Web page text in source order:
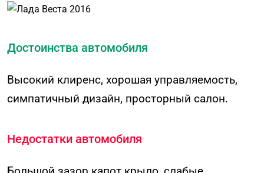
Достоинства автомобиля
Высокий клиренс, хорошая управляемость,
симпатичный дизайн, просторный салон.
Недостатки автомобиля